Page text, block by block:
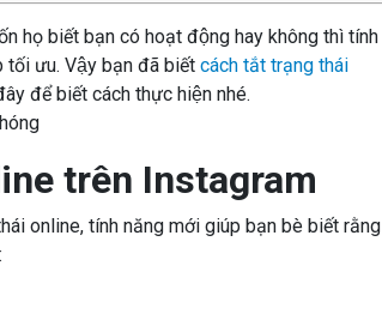
họ biết bạn có hoạt động hay không thì tính
tối ưu. Vậy bạn đã biết cách tắt trạng thái
để biết cách thực hiện nhé.
trên Instagram
online, tính năng mới giúp bạn bè biết rằng